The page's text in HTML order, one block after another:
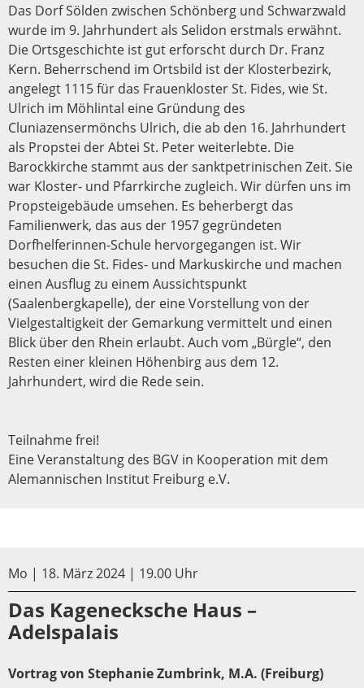
Das Dorf Sölden zwischen Schönberg und Schwarzwald
wurde im 9. Jahrhundert als Selidon erstmals erwähnt.
Die Ortsgeschichte ist gut erforscht durch Dr. Franz
Kern. Beherrschend im Ortsbild ist der Klosterbezirk,
angelegt 1115 für das Frauenkloster St. Fides, wie St.
Ulrich im Möhlintal eine Gründung des
Cluniazensermönchs Ulrich, die ab den 16. Jahrhundert
als Propstei der Abtei St. Peter weiterlebte. Die
Barockkirche stammt aus der sanktpetrinischen Zeit. Sie
war Kloster- und Pfarrkirche zugleich. Wir dürfen uns im
Propsteigebäude umsehen. Es beherbergt das
Familienwerk, das aus der 1957 gegründeten
Dorfhelferinnen-Schule hervorgegangen ist. Wir
besuchen die St. Fides- und Markuskirche und machen
einen Ausflug zu einem Aussichtspunkt
(Saalenbergkapelle), der eine Vorstellung von der
Vielgestaltigkeit der Gemarkung vermittelt und einen
Blick über den Rhein erlaubt. Auch vom „Bürgle“, den
Resten einer kleinen Höhenbirg aus dem 12.
Jahrhundert, wird die Rede sein.
Teilnahme frei!
Eine Veranstaltung des BGV in Kooperation mit dem
Alemannischen Institut Freiburg e.V.
Mo | 18. März 2024 | 19.00 Uhr
Das Kagenecksche Haus –
Adelspalais
Vortrag von Stephanie Zumbrink, M.A. (Freiburg)